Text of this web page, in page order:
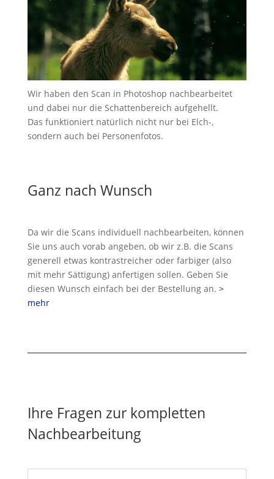
Wir haben den Scan in Photoshop nachbearbeitet
und dabei nur die Schattenbereich aufgehellt.
Das funktioniert natürlich nicht nur bei Elch-,
sondern auch bei Personenfotos.
Ganz nach Wunsch
Da wir die Scans individuell nachbearbeiten, können
Sie uns auch vorab angeben, ob wir z.B. die Scans
generell etwas kontrastreicher oder farbiger (also
mit mehr Sättigung) anfertigen sollen. Geben Sie
diesen Wunsch einfach bei der Bestellung an. >
mehr
Ihre Fragen zur kompletten
Nachbearbeitung